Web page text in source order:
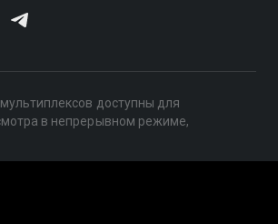
доступны для
в непрерывном режиме,